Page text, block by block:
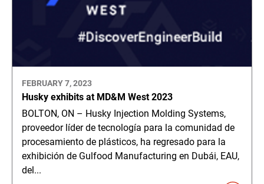
FEBRUARY 7, 2023
Husky exhibits at MD&M West 2023
BOLTON, ON – Husky Injection Molding Systems,
proveedor líder de tecnología para la comunidad de
procesamiento de plásticos, ha regresado para la
exhibición de Gulfood Manufacturing en Dubái, EAU,
del...